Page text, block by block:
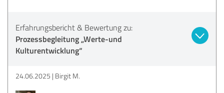
Erfahrungsbericht & Bewertung zu:
Prozessbegleitung „Werte-und
Kulturentwicklung“
24.06.2025 Birgit M.